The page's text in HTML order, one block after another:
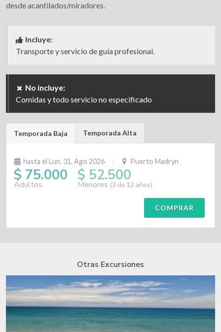
desde acantilados/miradores.
Incluye:
Transporte y servicio de guía profesional.
No incluye:
Comidas y todo servicio no especificado
Temporada Baja Temporada Alta
hasta el Lun. 31. Ago 2026 Puerto Madryn
$ 75.000
Adultos
$ 52.500
Menores (3 de 12 años)
COMPRAR
Otras Excursiones